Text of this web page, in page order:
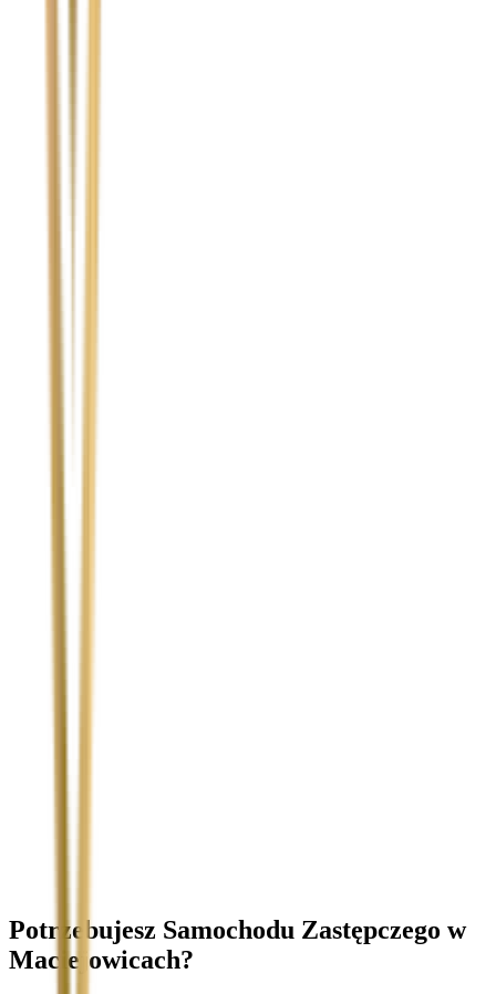
Potrzebujesz Samochodu Zastępczego w
Maciejowicach?